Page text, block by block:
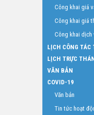
Công khai giá
Công khai giá
Công khai dịch
LỊCH CÔNG TÁC
LỊCH TRỰC
VĂN BẢN
COVID-19
Văn bản
Tin tức hoạt